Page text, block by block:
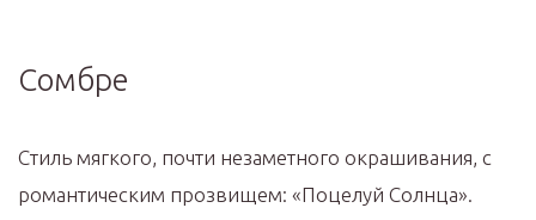
Сомбре
Стиль мягкого, почти незаметного окрашивания, с
романтическим прозвищем: «Поцелуй Солнца».